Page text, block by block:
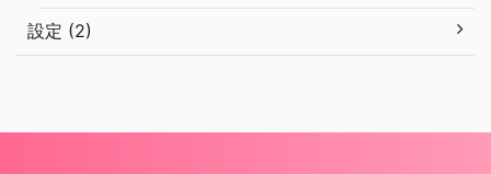
設定 (2)